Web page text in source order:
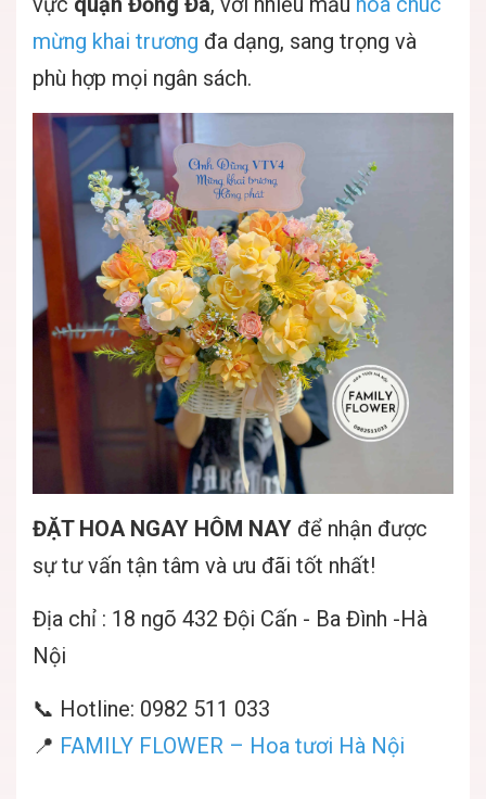
mừng khai trương đa dạng, sang trọng và
phù hợp mọi ngân sách.
ĐẶT HOA NGAY HÔM NAY để nhận được
sự tư vấn tận tâm và ưu đãi tốt nhất!
Địa chỉ : 18 ngõ 432 Đội Cấn - Ba Đình -Hà
Nội
📞 Hotline: 0982 511 033
📍 FAMILY FLOWER – Hoa tươi Hà Nội